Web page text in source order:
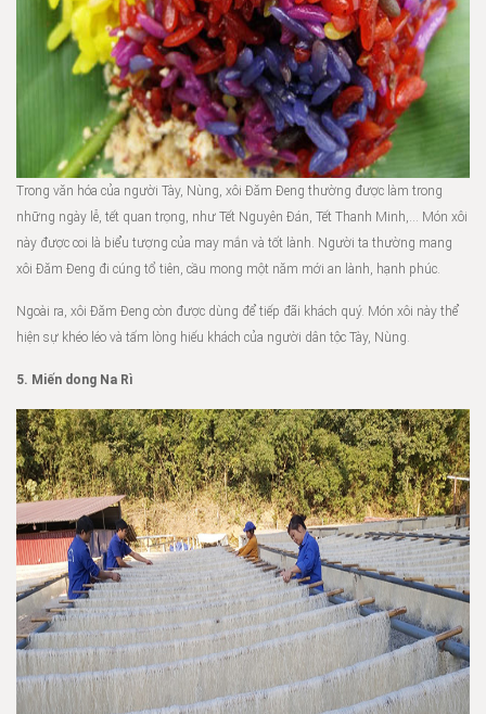
Trong văn hóa của người Tày, Nùng, xôi Đăm Đeng thường được làm trong
những ngày lễ, tết quan trọng, như Tết Nguyên Đán, Tết Thanh Minh,… Món xôi
này được coi là biểu tượng của may mắn và tốt lành. Người ta thường mang
xôi Đăm Đeng đi cúng tổ tiên, cầu mong một năm mới an lành, hạnh phúc.
Ngoài ra, xôi Đăm Đeng còn được dùng để tiếp đãi khách quý. Món xôi này thể
hiện sự khéo léo và tấm lòng hiếu khách của người dân tộc Tày, Nùng.
5. Miến dong Na Rì